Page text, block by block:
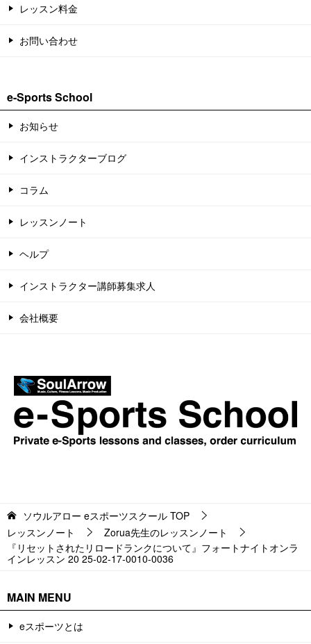
レッスン料金
お問い合わせ
e-Sports School
お知らせ
インストラクターブログ
コラム
レッスンノート
ヘルプ
インストラクター講師募集求人
会社概要
ソウルアロー eスポーツスクール TOP
レッスンノート
Zorua先生のレッスンノート
『リセットされたリロードランクについて』フォートナイトオンラ
インレッスン 20 25-02-17-0010-0036
MAIN MENU
eスポーツとは